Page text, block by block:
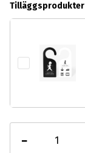
Tilläggsprodukter
−
Brandsläckare